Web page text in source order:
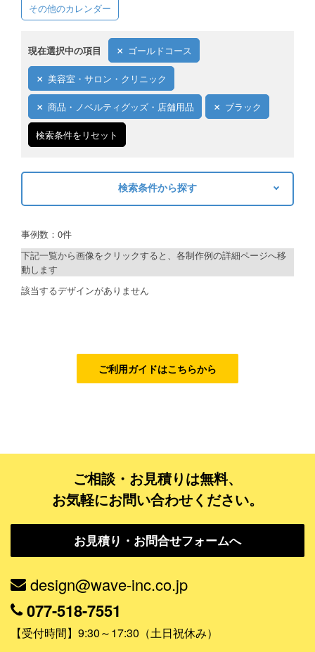
ご利用料金
ご利用ガイド
ご利用の流れ
ご注文方法について
キャンセルについて
資料をダウンロード
お見積り・お問合せ
その他のカレンダー
現在選択中の項目 ゴールドコース
美容室・サロン・クリニック
商品・ノベルティグッズ・店舗用品 ブラック
検索条件をリセット
検索条件から探す
制作プランで探す
シルバーコース
ジャンルで探す
飲食店・カフェ
学校・塾・習い事
コンサート・ライブ・演劇
事例数：0件
下記一覧から画像をクリックすると、各制作例の詳細ページへ移
動します
該当するデザインがありません
ご利用ガイドはこちらから
ご相談・お見積りは無料、
お気軽にお問い合わせください。
お見積り・お問合せフォームへ
design@wave-inc.co.jp
077-518-7551
【受付時間】9:30～17:30（土日祝休み）